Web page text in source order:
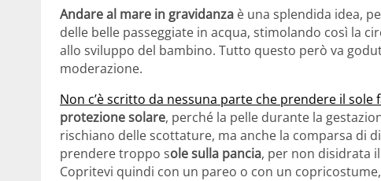
Andare al mare in gravidanza è una splendida idea,
delle belle passeggiate in acqua, stimolando così la
allo sviluppo del bambino. Tutto questo però va
moderazione.
Non c’è scritto da nessuna parte che prendere il sole
protezione solare, perché la pelle durante la
rischiano delle scottature, ma anche la comparsa di
prendere troppo sole sulla pancia, per non disidrata
Copritevi quindi con un pareo o con un